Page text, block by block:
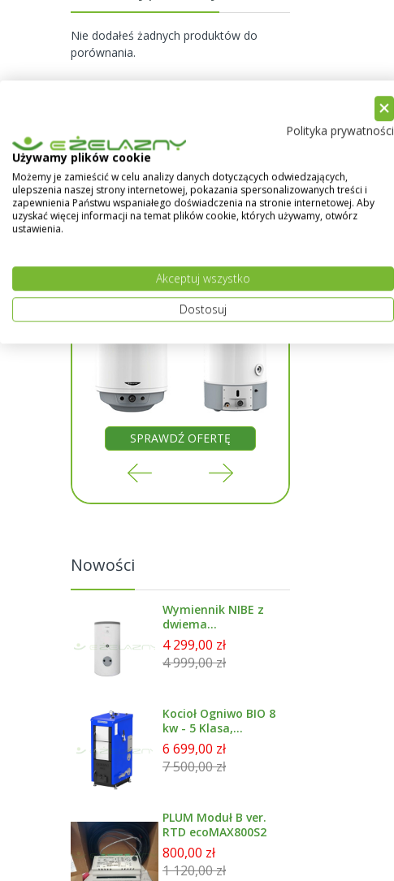
Nie dodałeś żadnych produktów do
porównania.
SPRAWDŹ OFERTĘ
Nowości
Wymiennik NIBE z
dwiema
wężownicami
emailowany 300 l -
BA-ST 9030-2FE
4 299,00 zł
4 999,00 zł
Kocioł Ogniwo BIO 8
kw - 5 Klasa,
Ecodesign
6 699,00 zł
7 500,00 zł
PLUM Moduł B ver.
RTD ecoMAX800S2
800,00 zł
1 120,00 zł
Polityka prywatności
Używamy plików cookie
Możemy je zamieścić w celu analizy danych dotyczących odwiedzających,
ulepszenia naszej strony internetowej, pokazania spersonalizowanych treści i
zapewnienia Państwu wspaniałego doświadczenia na stronie internetowej. Aby
uzyskać więcej informacji na temat plików cookie, których używamy, otwórz
ustawienia.
Akceptuj wszystko
Dostosuj